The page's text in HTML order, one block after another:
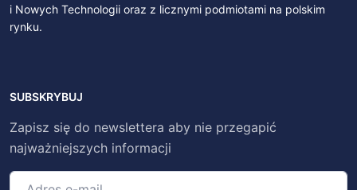
i Nowych Technologii oraz z licznymi podmiotami na polskim
rynku.
SUBSKRYBUJ
Zapisz się do newslettera aby nie przegapić
najważniejszych informacji